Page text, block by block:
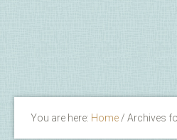
You are here: Home / Archives